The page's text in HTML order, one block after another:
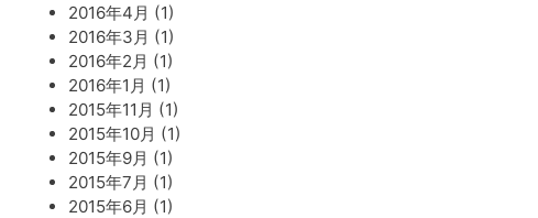
2016年4月 (1)
2016年3月 (1)
2016年2月 (1)
2016年1月 (1)
2015年11月 (1)
2015年10月 (1)
2015年9月 (1)
2015年7月 (1)
2015年6月 (1)